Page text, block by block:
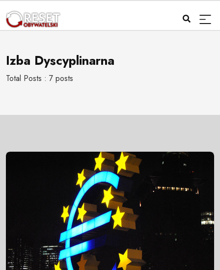
Izba Dyscyplinarna
Total Posts : 7 posts